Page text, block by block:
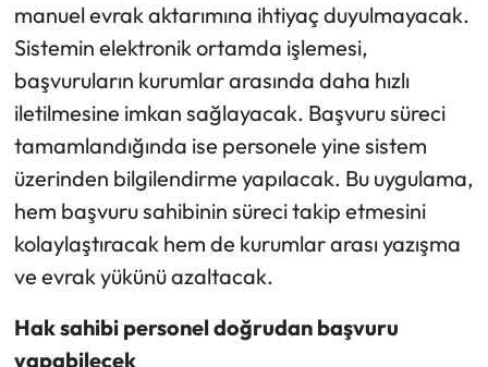
manuel evrak aktarımına ihtiyaç duyulmayacak.
Sistemin elektronik ortamda işlemesi,
başvuruların kurumlar arasında daha hızlı
iletilmesine imkan sağlayacak. Başvuru süreci
tamamlandığında ise personele yine sistem
üzerinden bilgilendirme yapılacak. Bu uygulama,
hem başvuru sahibinin süreci takip etmesini
kolaylaştıracak hem de kurumlar arası yazışma
ve evrak yükünü azaltacak.
Hak sahibi personel doğrudan başvuru
yapabilecek